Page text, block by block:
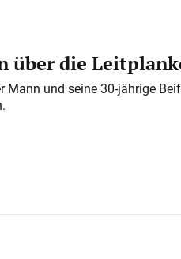
über die
Mann und seine 30-jährige